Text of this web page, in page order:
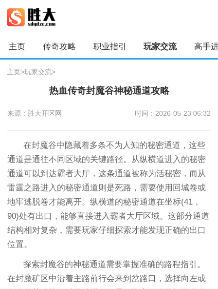
主页 传奇攻略 职业指引 玩家交流 高手
主页>玩家交流>
热血传奇封魔谷神秘通道攻略
来源：胜大开区网 时间：2026-05-23 06:32
在封魔谷中隐藏着多条不为人知的秘密通道，这些
通道是通往不同区域的关键路径。从纵横道进入的秘密
通道可以到达霸者大厅，这条通道被称为活秘密，而从
雷霆之路进入的秘密通道则是死路，需要使用回城卷或
地牢逃脱卷才能离开。纵横道的秘密通道在坐标(41，
90)处有出口，能够直接进入霸者大厅区域。这部分通道
结构相对复杂，需要玩家仔细探索才能发现正确的出口
位置。
探索封魔谷的神秘通道需要掌握准确的路程指引。
在封魔矿区中沿着主路前行会来到岔路口，选择向左或